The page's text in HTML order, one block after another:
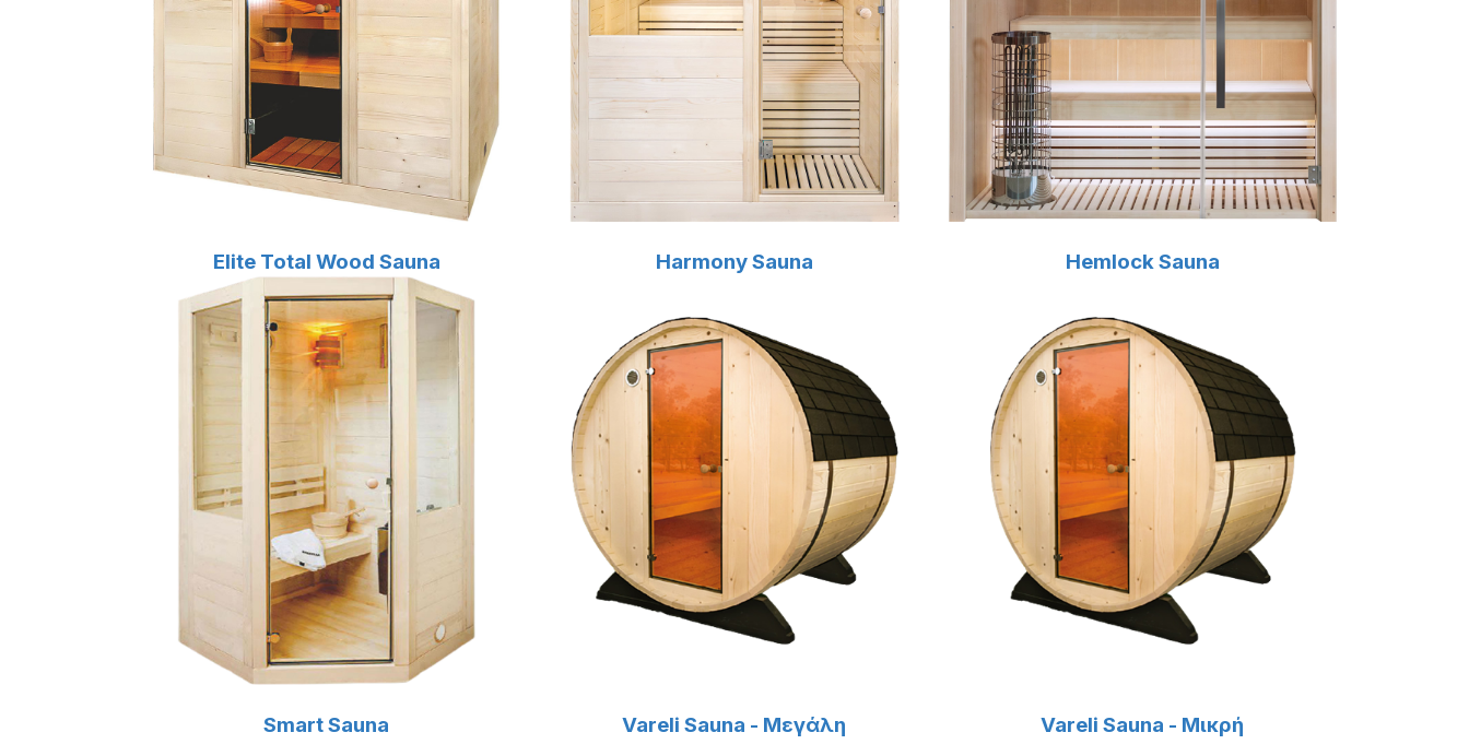
Elite Total Wood Sauna Harmony Sauna Hemlock Sauna
Smart Sauna Vareli Sauna - Μεγάλη Vareli Sauna - Μικρή